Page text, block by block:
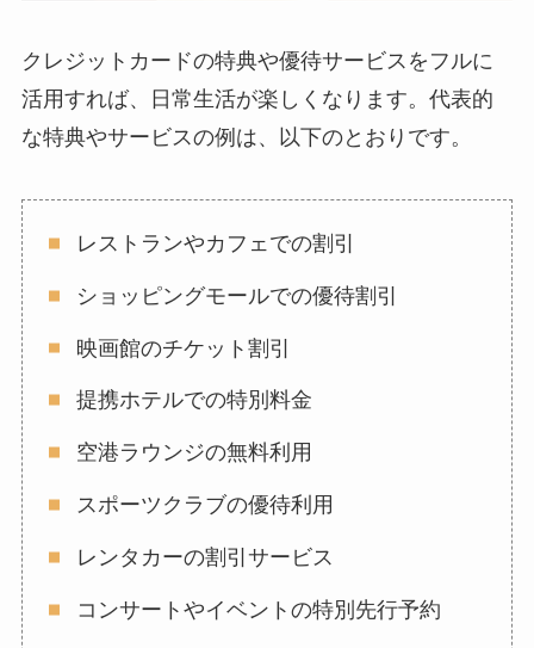
クレジットカードの特典や優待サービスをフルに
活用すれば、日常生活が楽しくなります。代表的
な特典やサービスの例は、以下のとおりです。
レストランやカフェでの割引
ショッピングモールでの優待割引
映画館のチケット割引
提携ホテルでの特別料金
空港ラウンジの無料利用
スポーツクラブの優待利用
レンタカーの割引サービス
コンサートやイベントの特別先行予約